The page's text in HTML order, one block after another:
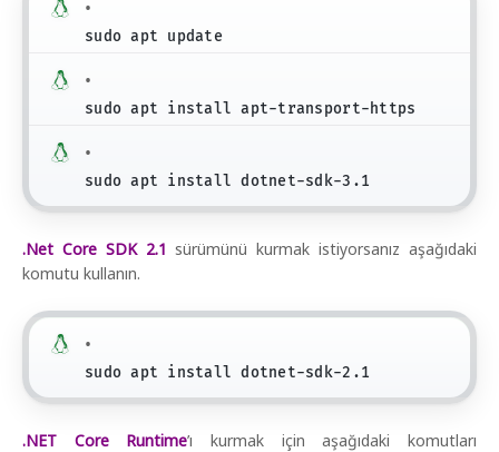
sudo apt update
sudo apt install apt-transport-https
sudo apt install dotnet-sdk-3.1
.Net Core SDK 2.1 sürümünü kurmak istiyorsanız aşağıdaki
komutu kullanın.
sudo apt install dotnet-sdk-2.1
.NET Core Runtime’ı kurmak için aşağıdaki komutları